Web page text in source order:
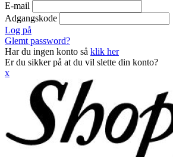
E-mail
Adgangskode
Log på
Glemt password?
Har du ingen konto så klik her
Er du sikker på at du vil slette din konto?
x